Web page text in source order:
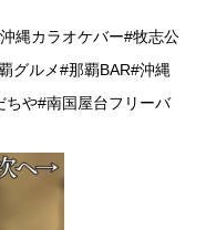
縄カラオケバー#牧志公
グルメ#那覇BAR#沖縄
ちや#南国屋台フリーバ